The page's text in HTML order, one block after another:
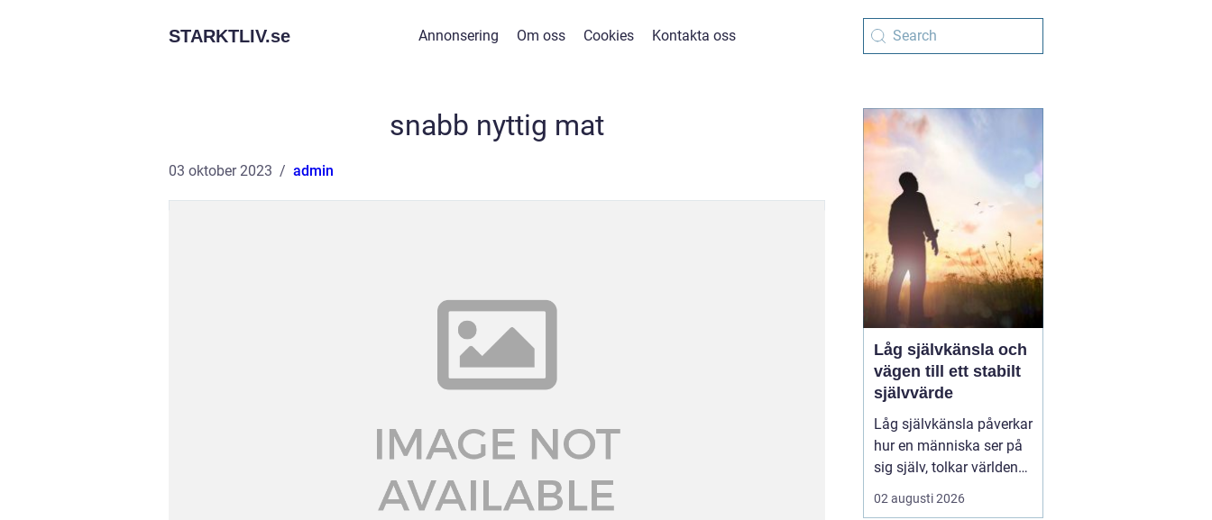
STARKTLIV.se Annonsering Om oss Cookies Kontakta oss
snabb nyttig mat
03 oktober 2023 admin
Låg självkänsla och
vägen till ett stabilt
självvärde
Låg självkänsla påverkar
hur en människa ser på
sig själv, tolkar världen
och tar beslut i
vardagen. Många lever
02 augusti 2026